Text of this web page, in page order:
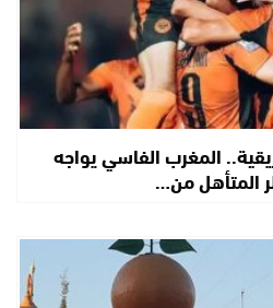
المغرب الفاسي يواجه
المتأهل من…